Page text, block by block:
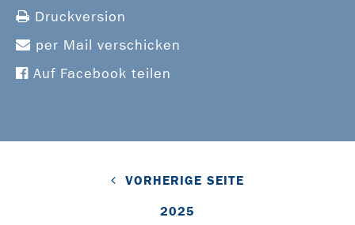
Druckversion
per Mail verschicken
Auf Facebook teilen
VORHERIGE SEITE
2025